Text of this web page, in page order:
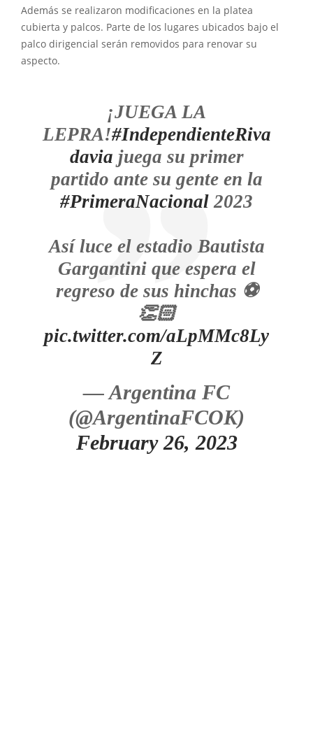
Además se realizaron modificaciones en la platea
cubierta y palcos. Parte de los lugares ubicados bajo el
palco dirigencial serán removidos para renovar su
aspecto.
¡JUEGA LA
LEPRA!#IndependienteRiva
davia juega su primer
partido ante su gente en la
#PrimeraNacional 2023
Así luce el estadio Bautista
Gargantini que espera el
regreso de sus hinchas ⚽️
👏🏻
pic.twitter.com/aLpMMc8Ly
Z
— Argentina FC
(@ArgentinaFCOK)
February 26, 2023